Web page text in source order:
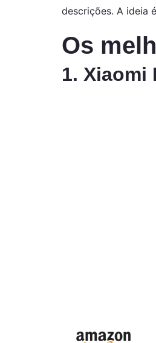
descrições. A ideia
Os
1. Xiaomi